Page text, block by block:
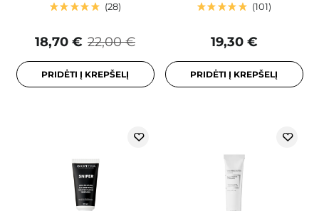
28
22,00 €
18,70 €
PRIDĖTI Į KREPŠELĮ
101
19,30 €
PRIDĖTI Į KREPŠELĮ